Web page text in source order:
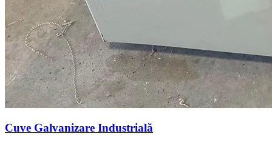
Cuve Galvanizare Industrială